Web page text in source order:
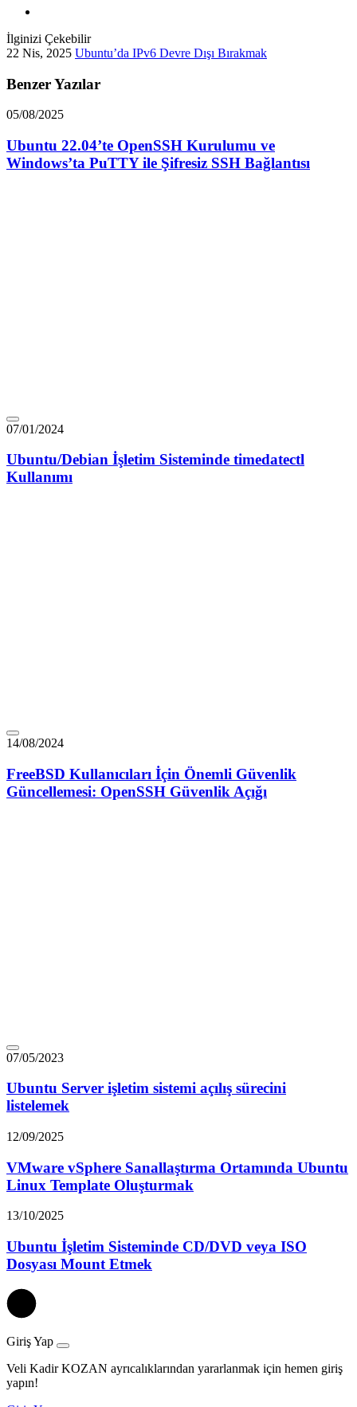
İlginizi Çekebilir
22 Nis, 2025 Ubuntu’da IPv6 Devre Dışı Bırakmak
Benzer Yazılar
05/08/2025
Ubuntu 22.04’te OpenSSH Kurulumu ve
Windows’ta PuTTY ile Şifresiz SSH Bağlantısı
07/01/2024
Ubuntu/Debian İşletim Sisteminde timedatectl
Kullanımı
14/08/2024
FreeBSD Kullanıcıları İçin Önemli Güvenlik
Güncellemesi: OpenSSH Güvenlik Açığı
07/05/2023
Ubuntu Server işletim sistemi açılış sürecini
listelemek
12/09/2025
VMware vSphere Sanallaştırma Ortamında Ubuntu
Linux Template Oluşturmak
13/10/2025
Ubuntu İşletim Sisteminde CD/DVD veya ISO
Dosyası Mount Etmek
Giriş Yap
Veli Kadir KOZAN ayrıcalıklarından yararlanmak için hemen giriş
yapın!